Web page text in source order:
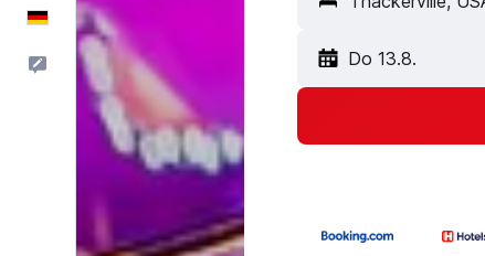
Deutsch
Feedback Do 13.8.